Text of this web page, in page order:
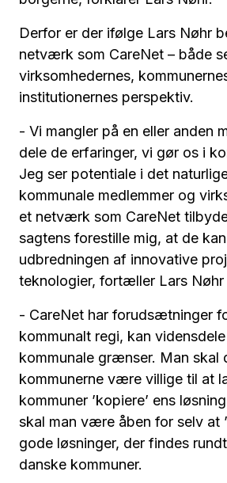
Derfor er der ifølge Lars Nøhr
netværk som CareNet – både
virksomhedernes,
institutionernes perspektiv.
- Vi mangler på en eller anden
dele de erfaringer, vi gør os i
Jeg ser potentiale i det
kommunale medlemmer og
et netværk som CareNet
sagtens forestille mig, at de
udbredningen af innovative
teknologier, fortæller Lars Nøhr
- CareNet har forudsætninger
kommunalt regi, kan
kommunale grænser. Man skal
kommunerne være villige til at
kommuner ’kopiere’ ens
skal man være åben for selv at
gode løsninger, der findes
danske kommuner.